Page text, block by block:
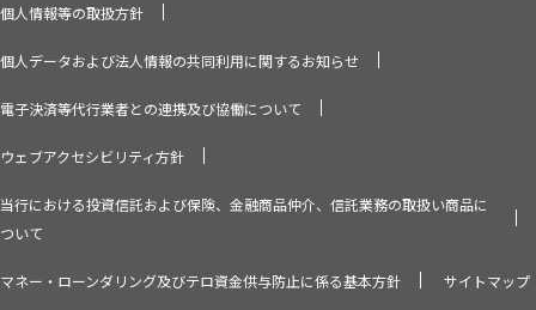
個人情報等の取扱方針
個人データおよび法人情報の共同利用に関するお知らせ
電子決済等代行業者との連携及び協働について
ウェブアクセシビリティ方針
当行における投資信託および保険、金融商品仲介、信託業務の取扱い商品に
ついて
マネー・ローンダリング及びテロ資金供与防止に係る基本方針 サイトマップ